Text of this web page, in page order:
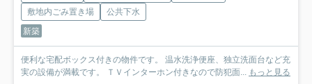
敷地内ごみ置き場
公共下水
新築
便利な宅配ボックス付きの物件です。 温水洗浄便座、独立洗面台など充
実の設備が満載です。 ＴＶインターホン付きなので防犯面... もっと見る